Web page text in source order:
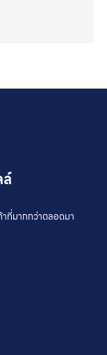
ที่มากกว่าตลอดมา